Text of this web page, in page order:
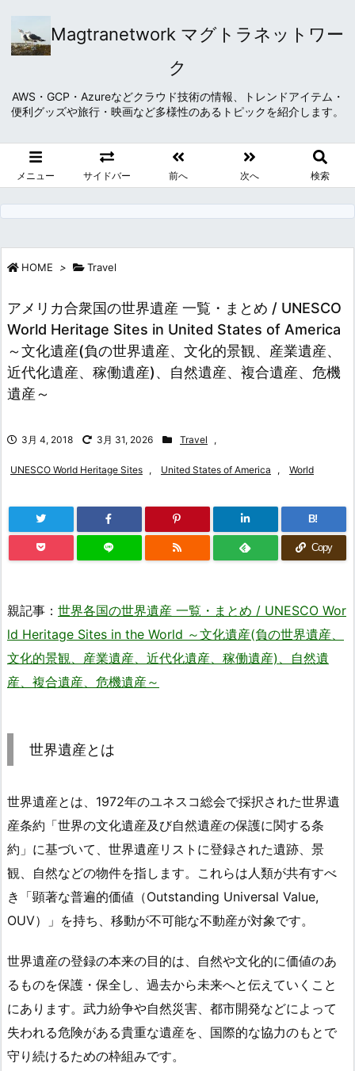
Magtranetwork マグトラネットワー
ク
AWS・GCP・Azureなどクラウド技術の情報、トレンドアイテム・
便利グッズや旅行・映画など多様性のあるトピックを紹介します。
メニュー サイドバー 前へ 次へ 検索
HOME > Travel
アメリカ合衆国の世界遺産 一覧・まとめ / UNESCO
World Heritage Sites in United States of America
～文化遺産(負の世界遺産、文化的景観、産業遺産、
近代化遺産、稼働遺産)、自然遺産、複合遺産、危機
遺産～
3月 4, 2018 3月 31, 2026 Travel ,
UNESCO World Heritage Sites , United States of America , World
B!
Copy
親記事： 世界各国の世界遺産 一覧・まとめ / UNESCO Wor
ld Heritage Sites in the World ～文化遺産(負の世界遺産、
文化的景観、産業遺産、近代化遺産、稼働遺産)、自然遺
産、複合遺産、危機遺産～
世界遺産とは
世界遺産とは、1972年のユネスコ総会で採択された世界遺
産条約「世界の文化遺産及び自然遺産の保護に関する条
約」に基づいて、世界遺産リストに登録された遺跡、景
観、自然などの物件を指します。これらは人類が共有すべ
き「顕著な普遍的価値（Outstanding Universal Value,
OUV）」を持ち、移動が不可能な不動産が対象です。
世界遺産の登録の本来の目的は、自然や文化的に価値のあ
るものを保護・保全し、過去から未来へと伝えていくこと
にあります。武力紛争や自然災害、都市開発などによって
失われる危険がある貴重な遺産を、国際的な協力のもとで
守り続けるための枠組みです。